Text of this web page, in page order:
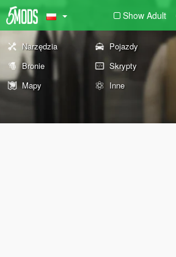
Show Adult
Narzędzia Pojazdy
Bronie
Skrypty
Mapy
Inne